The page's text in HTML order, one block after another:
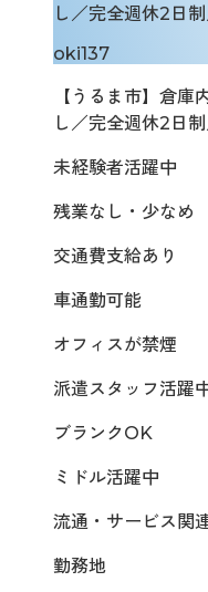
し／完全週休2日
oki137
【うるま市】倉庫
し／完全週休2日
未経験者活躍中
残業なし・少なめ
交通費支給あり
車通勤可能
オフィスが禁煙
派遣スタッフ活躍
ブランクOK
ミドル活躍中
流通・サービス関
勤務地